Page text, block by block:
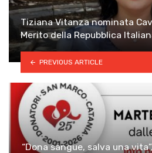
Tiziana Vitanza nominata
Merito della Repubblica
PREVIOUS ARTICLE
“Dona sangue, salva una